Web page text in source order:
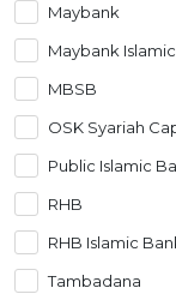
Maybank
Maybank Islamic
MBSB
OSK Syariah
Public Islamic
RHB
RHB Islamic
Tambadana